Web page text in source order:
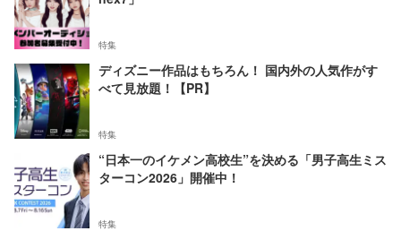
特集
ディズニー作品はもちろん！ 国内外の人気作がす
べて見放題！【PR】
特集
“日本一のイケメン高校生”を決める「男子高生ミス
ターコン2026」開催中！
特集